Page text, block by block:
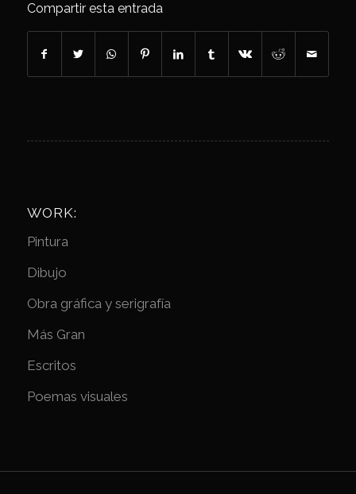
Compartir esta entrada
WORK:
Pintura
Dibujo
Obra gráfica y serigrafía
Más Gran
Escritos
Poemas visuales